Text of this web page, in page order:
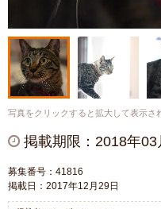
写真をクリックすると拡大して表示さ
掲載期限：2018年
募集番号：41816
掲載日：2017年12月29日